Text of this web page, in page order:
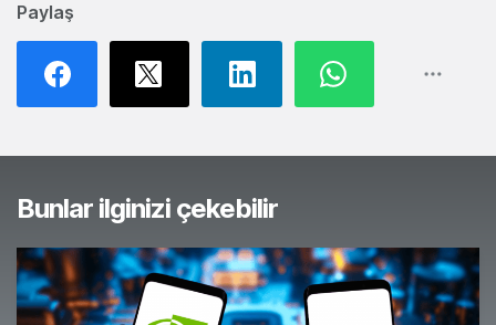
Paylaş
Bunlar ilginizi çekebilir